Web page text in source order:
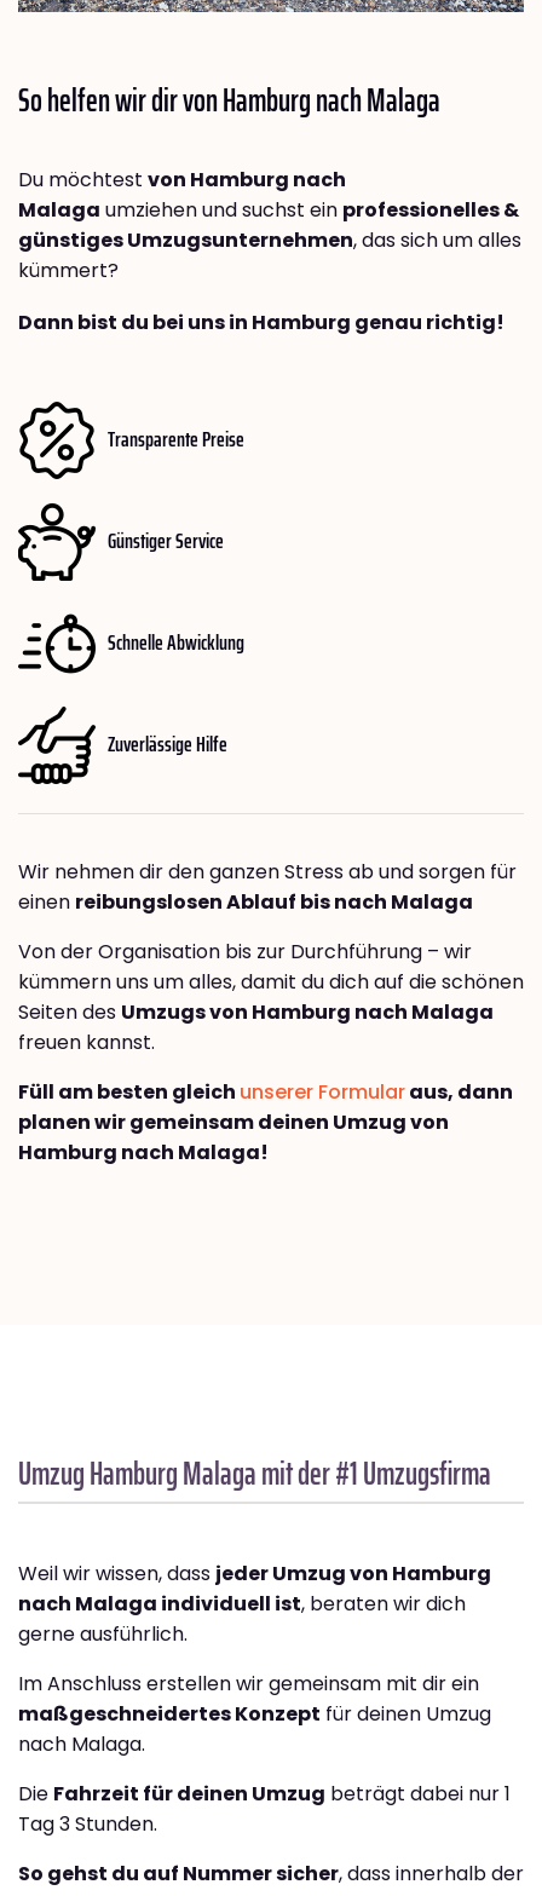
So helfen wir dir von Hamburg nachMalaga
Du möchtest von Hamburg nach
Malaga umziehen und suchst ein professionelles &
günstiges Umzugsunternehmen, das sich um alles
kümmert?
Dann bist du bei uns in Hamburg genau richtig!
Transparente Preise
Günstiger Service
Schnelle Abwicklung
Zuverlässige Hilfe
Wir nehmen dir den ganzen Stress ab und sorgen für
einen reibungslosen Ablauf bis nach Malaga
Von der Organisation bis zur Durchführung – wir
kümmern uns um alles, damit du dich auf die schönen
Seiten des Umzugs von Hamburg nach Malaga
freuen kannst.
Füll am besten gleich unserer Formularaus, dann
planen wir gemeinsam deinen Umzug von
Hamburg nach Malaga!
Umzug HamburgMalagamit der #1 Umzugsfirma
Weil wir wissen, dass jeder Umzug von Hamburg
nach Malaga individuell ist, beraten wir dich
gerne ausführlich.
Im Anschluss erstellen wir gemeinsam mit dir ein
maßgeschneidertes Konzept für deinen Umzug
nach Malaga.
Die Fahrzeit für deinen Umzug beträgt dabei nur 1
Tag 3 Stunden.
So gehst du auf Nummer sicher, dass innerhalb der